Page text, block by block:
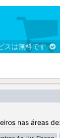
スは無料です
nas áreas